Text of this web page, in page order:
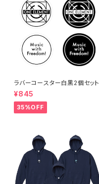
ラバーコースター白黒2個セット
¥845
35%OFF